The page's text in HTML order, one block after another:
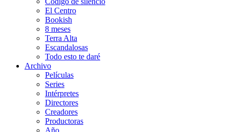
El Centro
Bookish
8 meses
Terra Alta
Escandalosas
Todo esto te daré
Archivo
Películas
Series
Intérpretes
Directores
Creadores
Productoras